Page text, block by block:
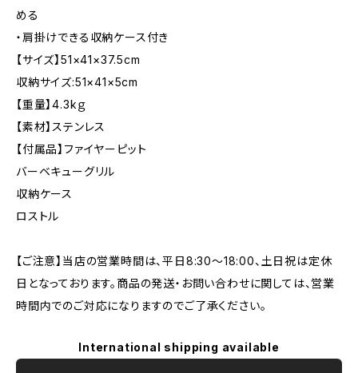
める
・肩掛けできる収納ケース付き
【サイズ】51×41×37.5cm
収納サイズ:51×41×5cm
【重量】4.3kｇ
【素材】ステンレス
【付属品】ファイヤーピット
バーベキューグリル
収納ケース
ロストル
【ご注意】当店の営業時間は、平日8:30～18:00、土日祝は定休
日となっております。商品の発送・お問い合わせに関しては、営業
時間内でのご対応になりますのでご了承ください。
International shipping available